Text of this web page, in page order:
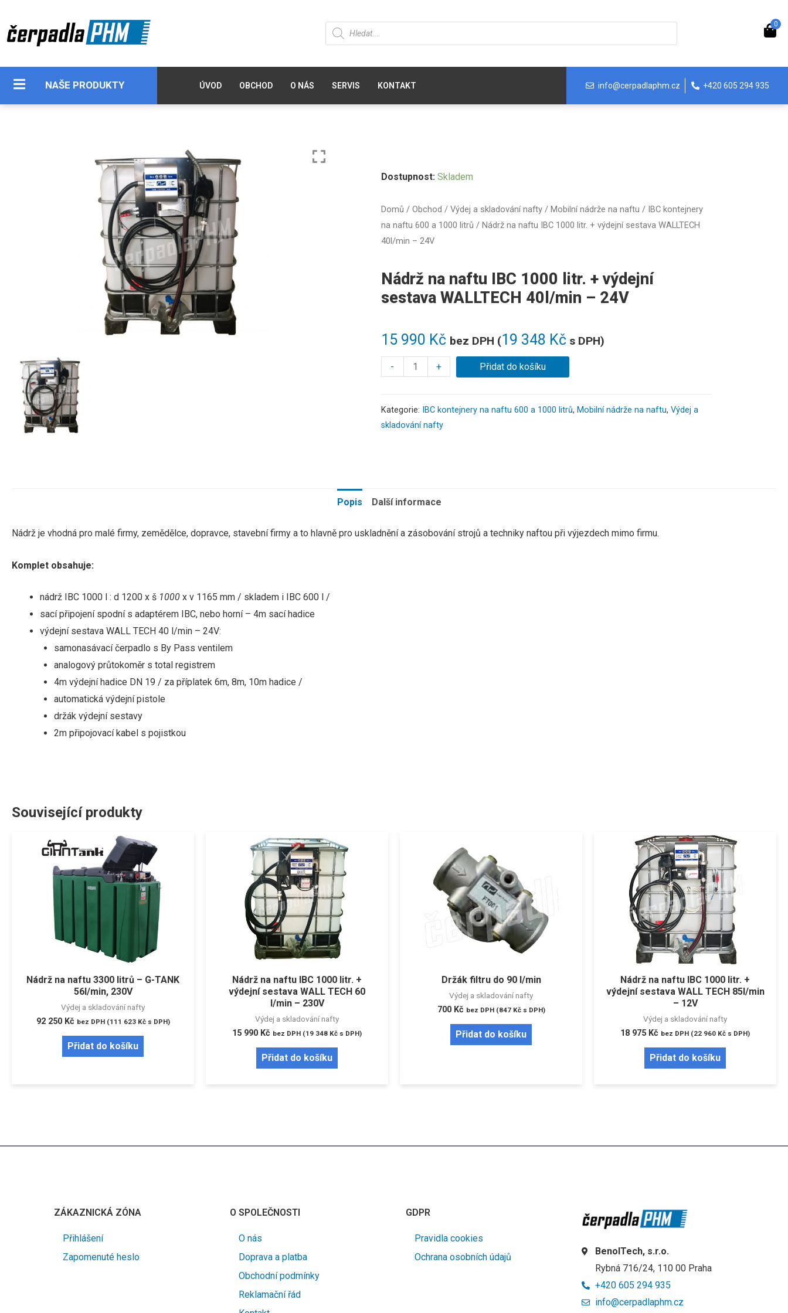
0
NAŠE PRODUKTY ÚVOD OBCHOD O NÁS SERVIS KONTAKT info@cerpadlaphm.cz +420 605 294 935
Domů / Obchod / Výdej a skladování nafty/ Mobilní nádrže na naftu / IBC kontejnery
na naftu 600 a 1000 litrů / Nádrž na naftu IBC 1000 litr. + výdejní sestava WALLTECH
40l/min – 24V
Nádrž na naftu IBC 1000 litr. + výdejní
sestava WALLTECH 40l/min – 24V
15 990 Kč bez DPH (19 348 Kčs DPH)
Dostupnost: Skladem
- + Přidat do košíku
Kategorie: IBC kontejnery na naftu 600 a 1000 litrů, Mobilní nádrže na naftu, Výdej a
skladování nafty
Popis Další informace
Nádrž je vhodná pro malé firmy, zemědělce, dopravce, stavební firmy a to hlavně pro uskladnění a zásobování strojů a techniky naftou při výjezdech mimo firmu.
Komplet obsahuje:
nádrž IBC 1000 l : d 1200 x š 1000 x v 1165 mm / skladem i IBC 600 l /
sací připojení spodní s adaptérem IBC, nebo horní – 4m sací hadice
výdejní sestava WALL TECH 40 l/min – 24V:
samonasávací čerpadlo s By Pass ventilem
analogový průtokoměr s total registrem
4m výdejní hadice DN 19 / za příplatek 6m, 8m, 10m hadice /
automatická výdejní pistole
držák výdejní sestavy
2m připojovací kabel s pojistkou
Související produkty
Nádrž na naftu 3300 litrů – G-TANK
56l/min, 230V
Výdej a skladování nafty
92 250 Kč bez DPH (111 623 Kčs DPH)
Přidat do košíku
Nádrž na naftu IBC 1000 litr. +
výdejní sestava WALL TECH 60
l/min – 230V
Výdej a skladování nafty
15 990 Kč bez DPH (19 348 Kč s DPH)
Přidat do košíku
Držák filtru do 90 l/min
Výdej a skladování nafty
700 Kč bez DPH (847 Kčs DPH)
Přidat do košíku
Nádrž na naftu IBC 1000 litr. +
výdejní sestava WALL TECH 85l/min
– 12V
Výdej a skladování nafty
18 975 Kč bez DPH (22 960 Kč s DPH)
Přidat do košíku
ZÁKAZNICKÁ ZÓNA
Přihlášení
Zapomenuté heslo
O SPOLEČNOSTI
O nás
Doprava a platba
Obchodní podmínky
Reklamační řád
GDPR
Pravidla cookies
Ochrana osobních údajů
BenolTech, s.r.o.
Rybná 716/24, 110 00 Praha
+420 605 294 935
info@cerpadlaphm.cz